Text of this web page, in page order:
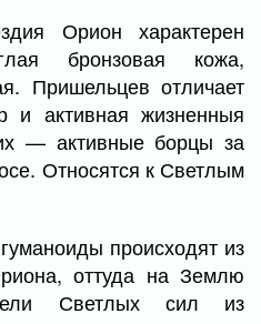
Орион характерен
бронзовая кожа,
Пришельцев отличает
и активная жизненныя
— активные борцы за
Относятся к Светлым
происходят из
оттуда на Землю
Светлых сил из